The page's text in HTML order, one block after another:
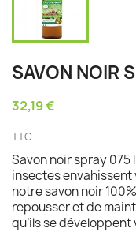
SAVON NOIR
32,19 €
TTC
Savon noir spray
insectes
notre savon noir
repousser et de
qu’ils se développent